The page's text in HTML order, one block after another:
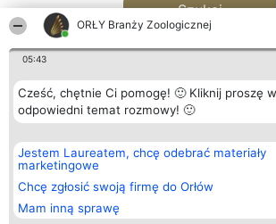
ORŁY Branży Zoologicznej
05:43
Cześć, chętnie Ci pomogę! 🙂 Kliknij proszę w
odpowiedni temat rozmowy! 🙂
Jestem Laureatem, chcę odebrać materiały
marketingowe
Chcę zgłosić swoją firmę do Orłów
Mam inną sprawę
Szukaj
Organizator plebiscytu
Bright Side Solutions sp. z o.
o. sp. k.
ul. Ruska 22
Wrocław 50-079
KRS 0000749100 | Regon
381313360 | NIP 8943132676
Plebiscyt
Laureaci
wszystkich
Laureatów
Regulamin